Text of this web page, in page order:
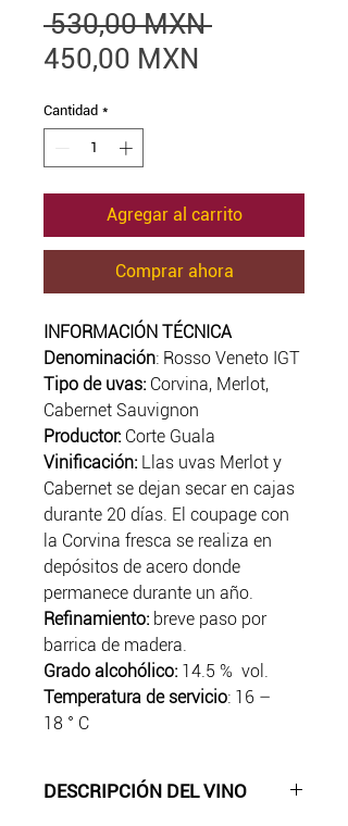
530,00 MXN Precio
450,00 MXN
Cantidad *
Agregar al carrito
Comprar ahora
INFORMACIÓN TÉCNICA
Denominación: Rosso Veneto IGT
Tipo de uvas: Corvina, Merlot,
Cabernet Sauvignon
Productor: Corte Guala
Vinificación: Llas uvas Merlot y
Cabernet se dejan secar en cajas
durante 20 días. El coupage con
la Corvina fresca se realiza en
depósitos de acero donde
permanece durante un año.
Refinamiento: breve paso por
barrica de madera.
Grado alcohólico: 14.5 % vol.
Temperatura de servicio: 16 –
18 ° C
DESCRIPCIÓN DEL VINO